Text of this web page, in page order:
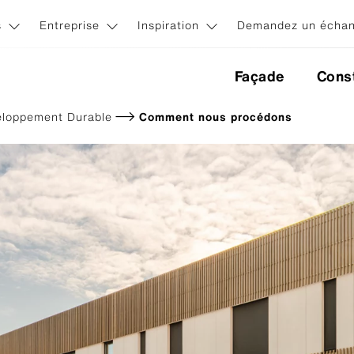
Entreprise Inspiration Demandez un
Façade
Durable Comment nous procédons